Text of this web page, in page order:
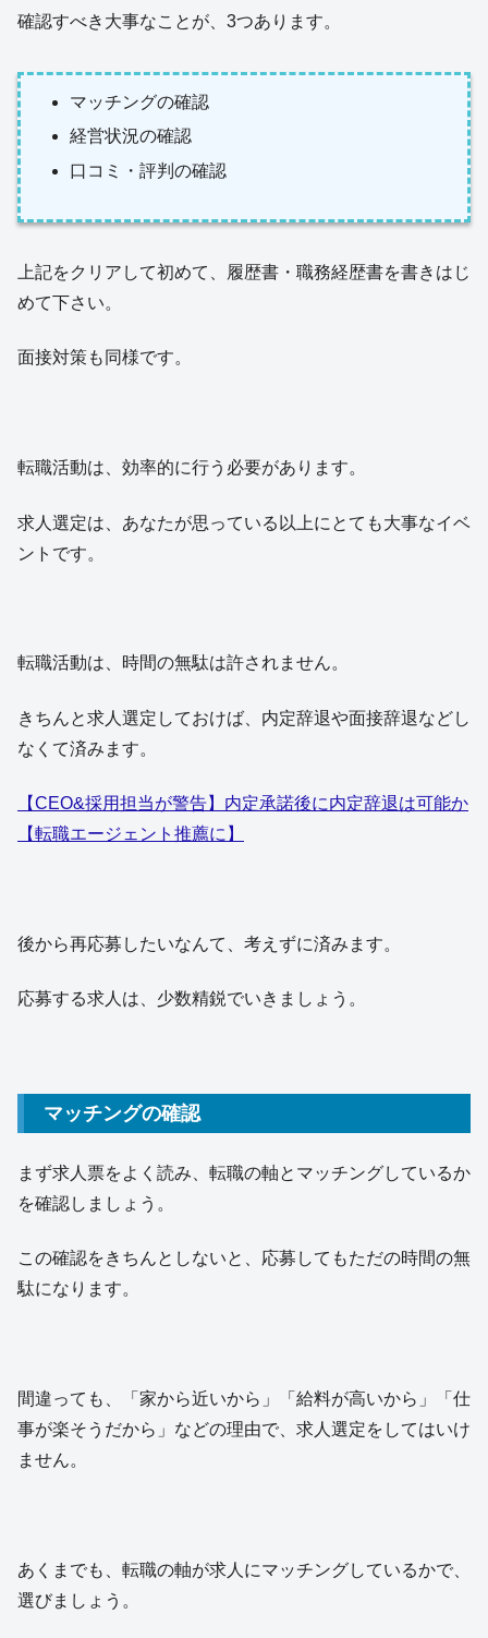
確認すべき大事なことが、3つあります。
マッチングの確認
経営状況の確認
口コミ・評判の確認
上記をクリアして初めて、履歴書・職務経歴書を書きはじ
めて下さい。
面接対策も同様です。
転職活動は、効率的に行う必要があります。
求人選定は、あなたが思っている以上にとても大事なイベ
ントです。
転職活動は、時間の無駄は許されません。
きちんと求人選定しておけば、内定辞退や面接辞退などし
なくて済みます。
【CEO&採用担当が警告】内定承諾後に内定辞退は可能か
【転職エージェント推薦に】
後から再応募したいなんて、考えずに済みます。
応募する求人は、少数精鋭でいきましょう。
マッチングの確認
まず求人票をよく読み、転職の軸とマッチングしているか
を確認しましょう。
この確認をきちんとしないと、応募してもただの時間の無
駄になります。
間違っても、「家から近いから」「給料が高いから」「仕
事が楽そうだから」などの理由で、求人選定をしてはいけ
ません。
あくまでも、転職の軸が求人にマッチングしているかで、
選びましょう。